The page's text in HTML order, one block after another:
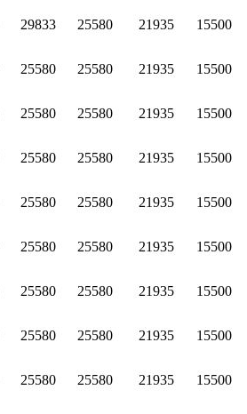
29833 25580 21935 15500
25580 25580 21935 15500
25580 25580 21935 15500
25580 25580 21935 15500
25580 25580 21935 15500
25580 25580 21935 15500
25580 25580 21935 15500
25580 25580 21935 15500
25580 25580 21935 15500